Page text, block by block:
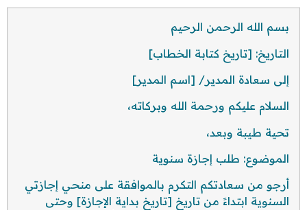
بسم الله الرحمن الرحيم
التاريخ: [تاريخ كتابة الخطاب]
إلى سعادة المدير/ [اسم المدير]
السلام عليكم ورحمة الله وبركاته،
تحية طيبة وبعد،
الموضوع: طلب إجازة سنوية
أرجو من سعادتكم التكرم بالموافقة على منحي إجازتي
السنوية ابتداءً من تاريخ [تاريخ بداية الإجازة] وحتى